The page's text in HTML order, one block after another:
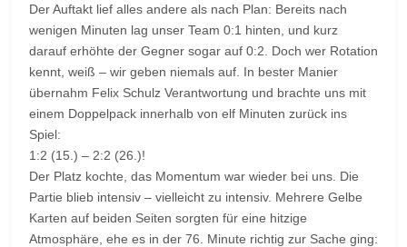
Der Auftakt lief alles andere als nach Plan: Bereits nach
wenigen Minuten lag unser Team 0:1 hinten, und kurz
darauf erhöhte der Gegner sogar auf 0:2. Doch wer Rotation
kennt, weiß – wir geben niemals auf. In bester Manier
übernahm Felix Schulz Verantwortung und brachte uns mit
einem Doppelpack innerhalb von elf Minuten zurück ins
Spiel:
1:2 (15.) – 2:2 (26.)!
Der Platz kochte, das Momentum war wieder bei uns. Die
Partie blieb intensiv – vielleicht zu intensiv. Mehrere Gelbe
Karten auf beiden Seiten sorgten für eine hitzige
Atmosphäre, ehe es in der 76. Minute richtig zur Sache ging: